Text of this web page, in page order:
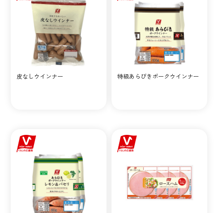
皮なしウインナー 特級あらびきポークウインナー